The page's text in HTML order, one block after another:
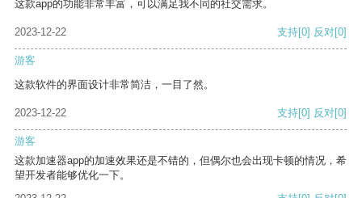
这款app的功能非常丰富，可以满足我不同的社交需求。
2023-12-22 支持[0] 反对[0]
游客
这款软件的界面设计非常简洁，一目了然。
2023-12-22 支持[0] 反对[0]
游客
这款加速器app的加速效果还是不错的，但偶尔也会出现卡顿的情况，希
望开发者能够优化一下。